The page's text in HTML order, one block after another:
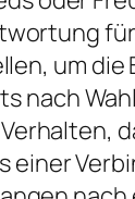
um
nach
einer